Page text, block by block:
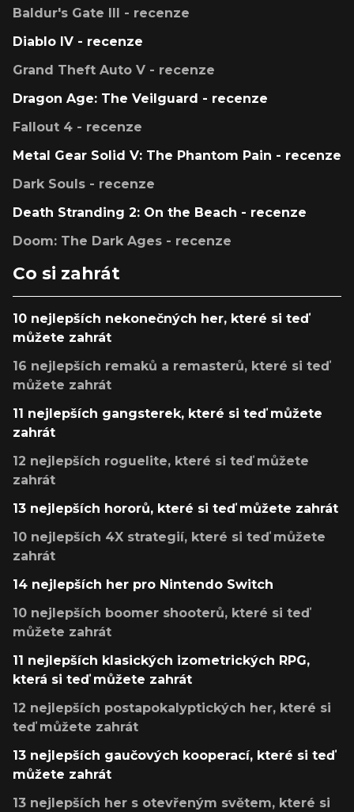
Baldur's Gate III - recenze
Diablo IV - recenze
Grand Theft Auto V - recenze
Dragon Age: The Veilguard - recenze
Fallout 4 - recenze
Metal Gear Solid V: The Phantom Pain - recenze
Dark Souls - recenze
Death Stranding 2: On the Beach - recenze
Doom: The Dark Ages - recenze
Co si zahrát
10 nejlepších nekonečných her, které si teď
můžete zahrát
16 nejlepších remaků a remasterů, které si teď
můžete zahrát
11 nejlepších gangsterek, které si teď můžete
zahrát
12 nejlepších roguelite, které si teď můžete
zahrát
13 nejlepších hororů, které si teď můžete zahrát
10 nejlepších 4X strategií, které si teď můžete
zahrát
14 nejlepších her pro Nintendo Switch
10 nejlepších boomer shooterů, které si teď
můžete zahrát
11 nejlepších klasických izometrických RPG,
která si teď můžete zahrát
12 nejlepších postapokalyptických her, které si
teď můžete zahrát
13 nejlepších gaučových kooperací, které si teď
můžete zahrát
13 nejlepších her s otevřeným světem, které si